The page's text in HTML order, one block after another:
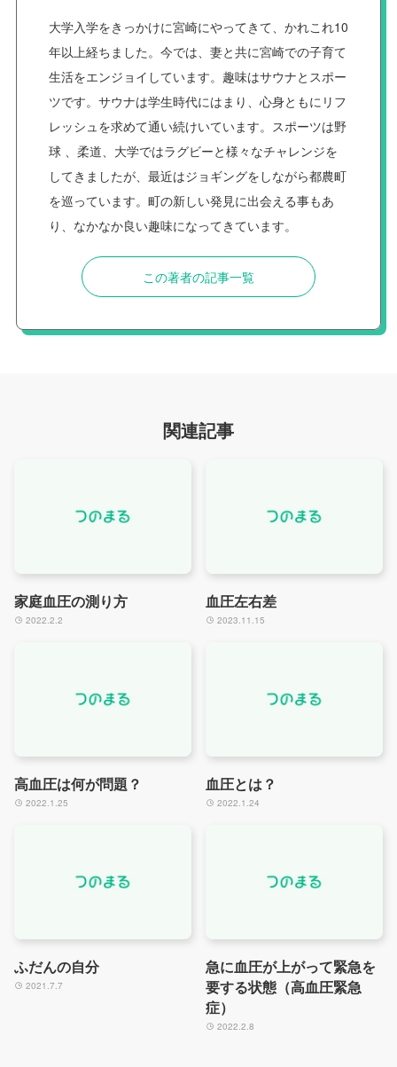
大学入学をきっかけに宮崎にやってきて、かれこれ10
年以上経ちました。今では、妻と共に宮崎での子育て
生活をエンジョイしています。趣味はサウナとスポー
ツです。サウナは学生時代にはまり、心身ともにリフ
レッシュを求めて通い続けいています。スポーツは野
球 、柔道、大学ではラグビーと様々なチャレンジを
してきましたが、最近はジョギングをしながら都農町
を巡っています。町の新しい発見に出会える事もあ
り、なかなか良い趣味になってきています。
この著者の記事一覧
関連記事
家庭血圧の測り方
2022.2.2
血圧左右差
2023.11.15
高血圧は何が問題？
2022.1.25
血圧とは？
2022.1.24
ふだんの自分
2021.7.7
急に血圧が上がって緊急を
要する状態（高血圧緊急
症）
2022.2.8